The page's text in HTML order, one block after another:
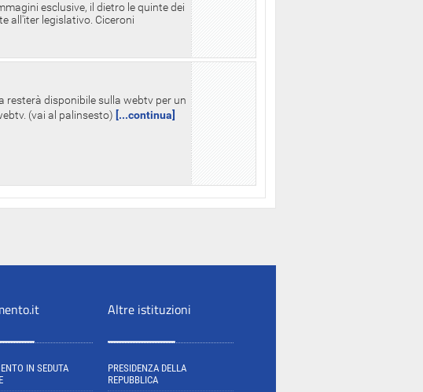
esclusive, il dietro le quinte dei
all'iter legislativo. Ciceroni
resterà disponibile sulla webtv per un
(vai al palinsesto) [...continua]
IN SEDUTA
Altre istituzioni
PRESIDENZA DELLA
REPUBBLICA